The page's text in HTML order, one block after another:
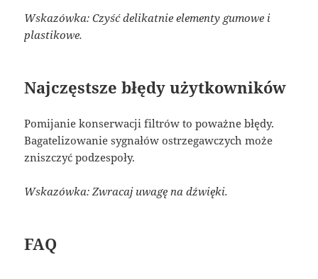
Wskazówka: Czyść delikatnie elementy gumowe i
plastikowe.
Najczęstsze błędy użytkowników
Pomijanie konserwacji filtrów to poważne błędy.
Bagatelizowanie sygnałów ostrzegawczych może
zniszczyć podzespoły.
Wskazówka: Zwracaj uwagę na dźwięki.
FAQ